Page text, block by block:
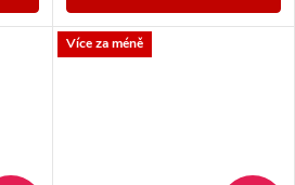
Více za méně